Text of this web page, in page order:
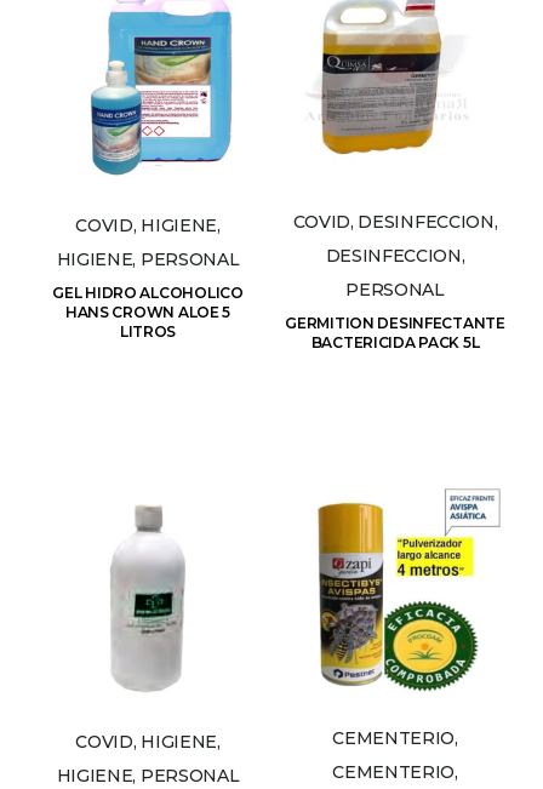
COVID, HIGIENE,
HIGIENE, PERSONAL
GEL HIDRO ALCOHOLICO
HANS CROWN ALOE 5
LITROS
COVID, DESINFECCION,
DESINFECCION,
PERSONAL
GERMITION DESINFECTANTE
BACTERICIDA PACK 5L
COVID, HIGIENE,
HIGIENE, PERSONAL
CEMENTERIO,
CEMENTERIO,